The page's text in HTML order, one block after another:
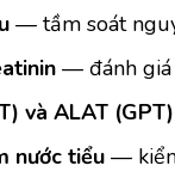
— tầm soát
— đánh giá
và ALAT (GPT)
nước tiểu —